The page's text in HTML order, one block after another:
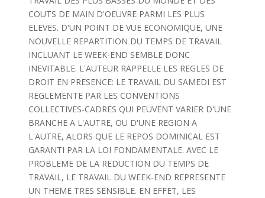
COUTS DE MAIN D'OEUVRE PARMI LES PLUS
ELEVES. D'UN POINT DE VUE ECONOMIQUE, UNE
NOUVELLE REPARTITION DU TEMPS DE TRAVAIL
INCLUANT LE WEEK-END SEMBLE DONC
INEVITABLE. L'AUTEUR RAPPELLE LES REGLES DE
DROIT EN PRESENCE: LE TRAVAIL DU SAMEDI EST
REGLEMENTE PAR LES CONVENTIONS
COLLECTIVES-CADRES QUI PEUVENT VARIER D'UNE
BRANCHE A L'AUTRE, OU D'UNE REGION A
L'AUTRE, ALORS QUE LE REPOS DOMINICAL EST
GARANTI PAR LA LOI FONDAMENTALE. AVEC LE
PROBLEME DE LA REDUCTION DU TEMPS DE
TRAVAIL, LE TRAVAIL DU WEEK-END REPRESENTE
UN THEME TRES SENSIBLE. EN EFFET, LES